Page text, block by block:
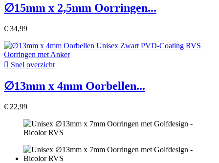
∅15mm x 2,5mm Oorringen...
€ 34,99
 Snel overzicht
∅13mm x 4mm Oorbellen...
€ 22,99